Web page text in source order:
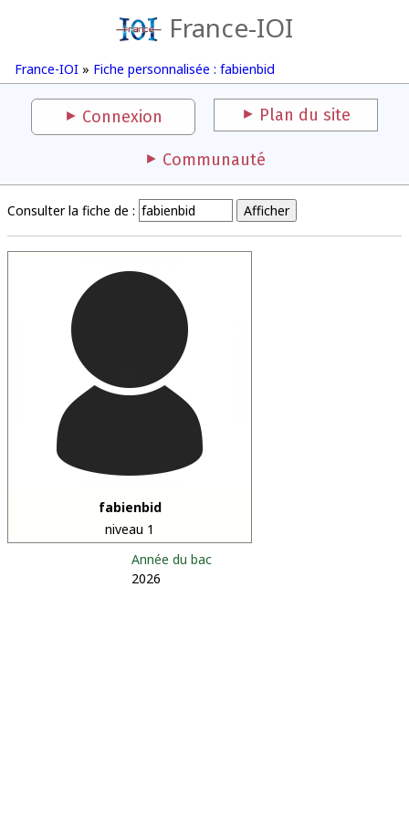
France-IOI
France-IOI » Fiche personnalisée : fabienbid
Connexion Plan du site
Communauté
Consulter la fiche de :
fabienbid
niveau 1
Année du bac
2026